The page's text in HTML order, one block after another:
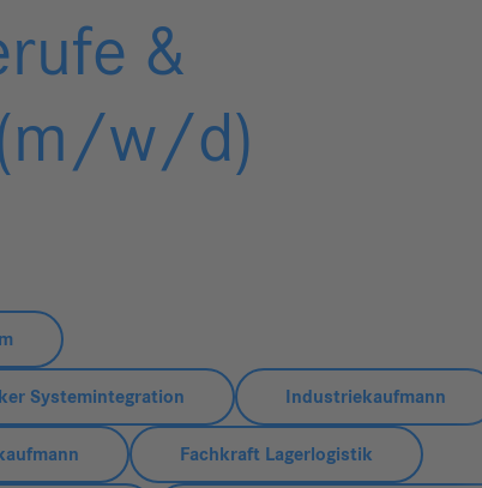
&
(m/w/d)
Systemintegration Industriekaufmann
Fachkraft Lagerlogistik